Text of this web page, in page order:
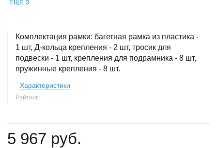
ЕЩЁ 3
Комплектация рамки: багетная рамка из пластика -
1 шт, Д-кольца крепления - 2 шт, тросик для
подвески - 1 шт, крепления для подрамника - 8 шт,
пружинные крепления - 8 шт.
Характеристики
Рейтинг:
5 967 руб.